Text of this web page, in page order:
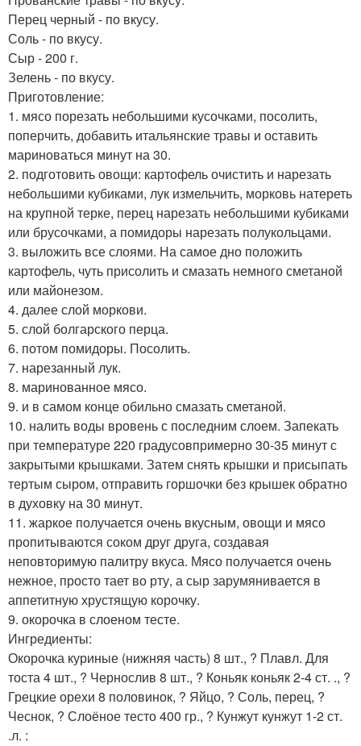
Перец черный - по вкусу.
Соль - по вкусу.
Сыр - 200 г.
Зелень - по вкусу.
Приготовление:
1. мясо порезать небольшими кусочками, посолить,
поперчить, добавить итальянские травы и оставить
мариноваться минут на 30.
2. подготовить овощи: картофель очистить и нарезать
небольшими кубиками, лук измельчить, морковь натереть
на крупной терке, перец нарезать небольшими кубиками
или брусочками, а помидоры нарезать полукольцами.
3. выложить все слоями. На самое дно положить
картофель, чуть присолить и смазать немного сметаной
или майонезом.
4. далее слой моркови.
5. слой болгарского перца.
6. потом помидоры. Посолить.
7. нарезанный лук.
8. маринованное мясо.
9. и в самом конце обильно смазать сметаной.
10. налить воды вровень с последним слоем. Запекать
при температуре 220 градусовпримерно 30-35 минут с
закрытыми крышками. Затем снять крышки и присыпать
тертым сыром, отправить горшочки без крышек обратно
в духовку на 30 минут.
11. жаркое получается очень вкусным, овощи и мясо
пропитываются соком друг друга, создавая
неповторимую палитру вкуса. Мясо получается очень
нежное, просто тает во рту, а сыр зарумянивается в
аппетитную хрустящую корочку.
9. окорочка в слоеном тесте.
Ингредиенты:
Окорочка куриные (нижняя часть) 8 шт., ? Плавл. Для
тоста 4 шт., ? Чернослив 8 шт., ? Коньяк коньяк 2-4 ст. ., ?
Грецкие орехи 8 половинок, ? Яйцо, ? Соль, перец, ?
Чеснок, ? Слоёное тесто 400 гр., ? Кунжут кунжут 1-2 ст.
.л. :